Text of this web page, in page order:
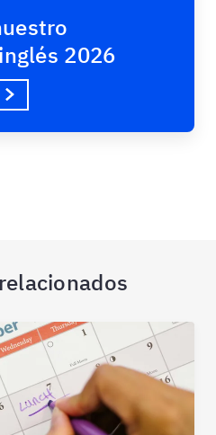
2026